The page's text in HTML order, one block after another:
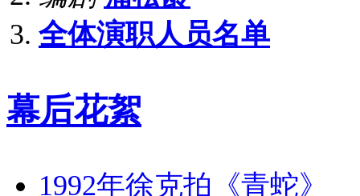
全体演职人员名单
幕后花絮
1992年徐克拍《青蛇》